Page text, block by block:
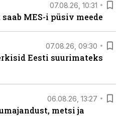
07.08.26, 10:31
MES-i püsiv meede
07.08.26, 09:30
Eesti suurimateks
06.08.26, 13:27
metsi ja